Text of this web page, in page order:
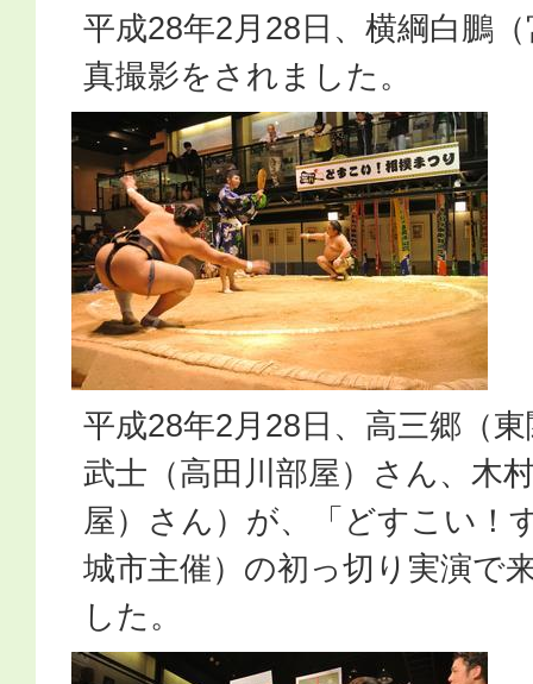
平成28年2月28日、横綱白鵬
真撮影をされました。
平成28年2月28日、高三郷（
武士（高田川部屋）さん、木
屋）さん）が、「どすこい！
城市主催）の初っ切り実演で
した。